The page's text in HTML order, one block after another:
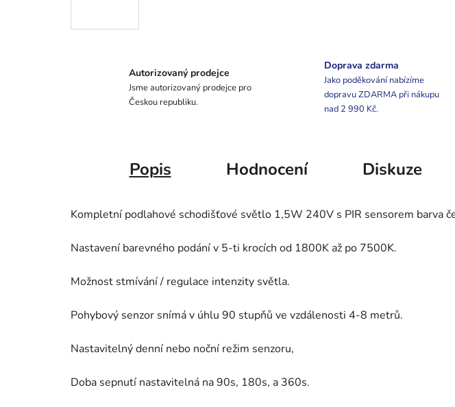
Autorizovaný prodejce
Jsme autorizovaný prodejce pro
Českou republiku.
Doprava zdarma
Jako poděkování nabízíme
dopravu ZDARMA při nákupu
nad 2 990 Kč.
Popis Hodnocení Diskuze
Kompletní podlahové schodišťové světlo 1,5W 240V s PIR sensorem barva
Nastavení barevného podání v 5-ti krocích od 1800K až po 7500K.
Možnost stmívání / regulace intenzity světla.
Pohybový senzor snímá v úhlu 90 stupňů ve vzdálenosti 4-8 metrů.
Nastavitelný denní nebo noční režim senzoru,
Doba sepnutí nastavitelná na 90s, 180s, a 360s.